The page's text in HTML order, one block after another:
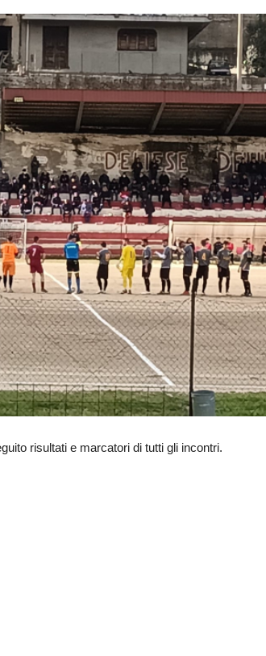
risultati e marcatori di tutti gli incontri.